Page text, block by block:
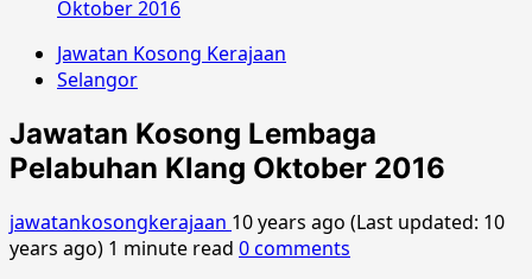
Oktober 2016
Jawatan Kosong Kerajaan
Selangor
Jawatan Kosong Lembaga
Pelabuhan Klang Oktober 2016
jawatankosongkerajaan 10 years ago (Last updated: 10
years ago) 1 minute read 0 comments